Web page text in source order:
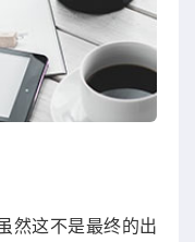
然这不是最终的出